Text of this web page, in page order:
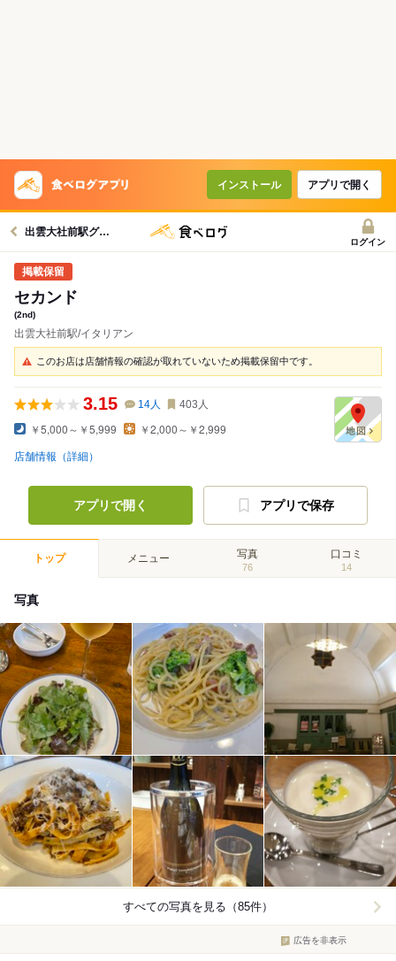
インストール アプリで開く
出雲大社前駅グルメへ
ログイン
セカンド
(2nd)
出雲大社前駅/イタリアン
このお店は店舗情報の確認が取れていないため掲載保留中です。
3.15 14人 403 人
￥5,000～￥5,999 ￥2,000～￥2,999
店舗情報（詳細）
アプリで開く アプリで保存
トップ メニュー 写真
76
口コミ
14
写真
すべての写真を見る（85件）
広告を非表示